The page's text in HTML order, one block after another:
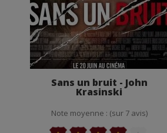
Sans un bruit - John
Krasinski
Note moyenne : (sur 7 avis)